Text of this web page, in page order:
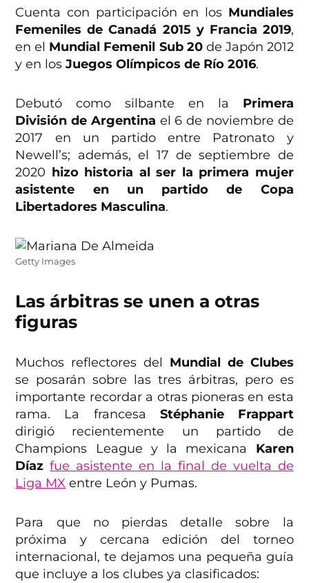
Cuenta con participación en los Mundiales
Femeniles de Canadá 2015 y Francia 2019,
en el Mundial Femenil Sub 20de Japón 2012
y en losJuegos Olímpicos de Río 2016.
Debutó como silbante en la Primera
División de Argentina el 6 de noviembre de
2017 en un partido entre Patronato y
Newell’s; además, el 17 de septiembre de
2020 hizo historia al ser la primera mujer
asistente en un partido de Copa
Libertadores Masculina.
Getty Images
Las árbitras se unen a otras
figuras
Muchos reflectores del Mundial de Clubes
se posarán sobre las tres árbitras, pero es
importante recordar a otras pioneras en esta
rama. La francesa Stéphanie Frappart
dirigió recientemente un partido de
Champions League y la mexicana Karen
Díaz fue asistente en la final de vuelta de
Liga MX entre León y Pumas.
Para que no pierdas detalle sobre la
próxima y cercana edición del torneo
internacional, te dejamos una pequeña guía
que incluye a los clubes ya clasificados: